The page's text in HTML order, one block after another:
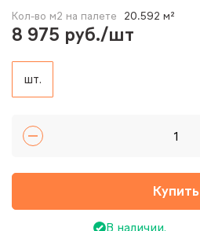
Кол-во м2 на палете
20.592 м²
8 975 руб./шт
шт.
Купить
В наличии.